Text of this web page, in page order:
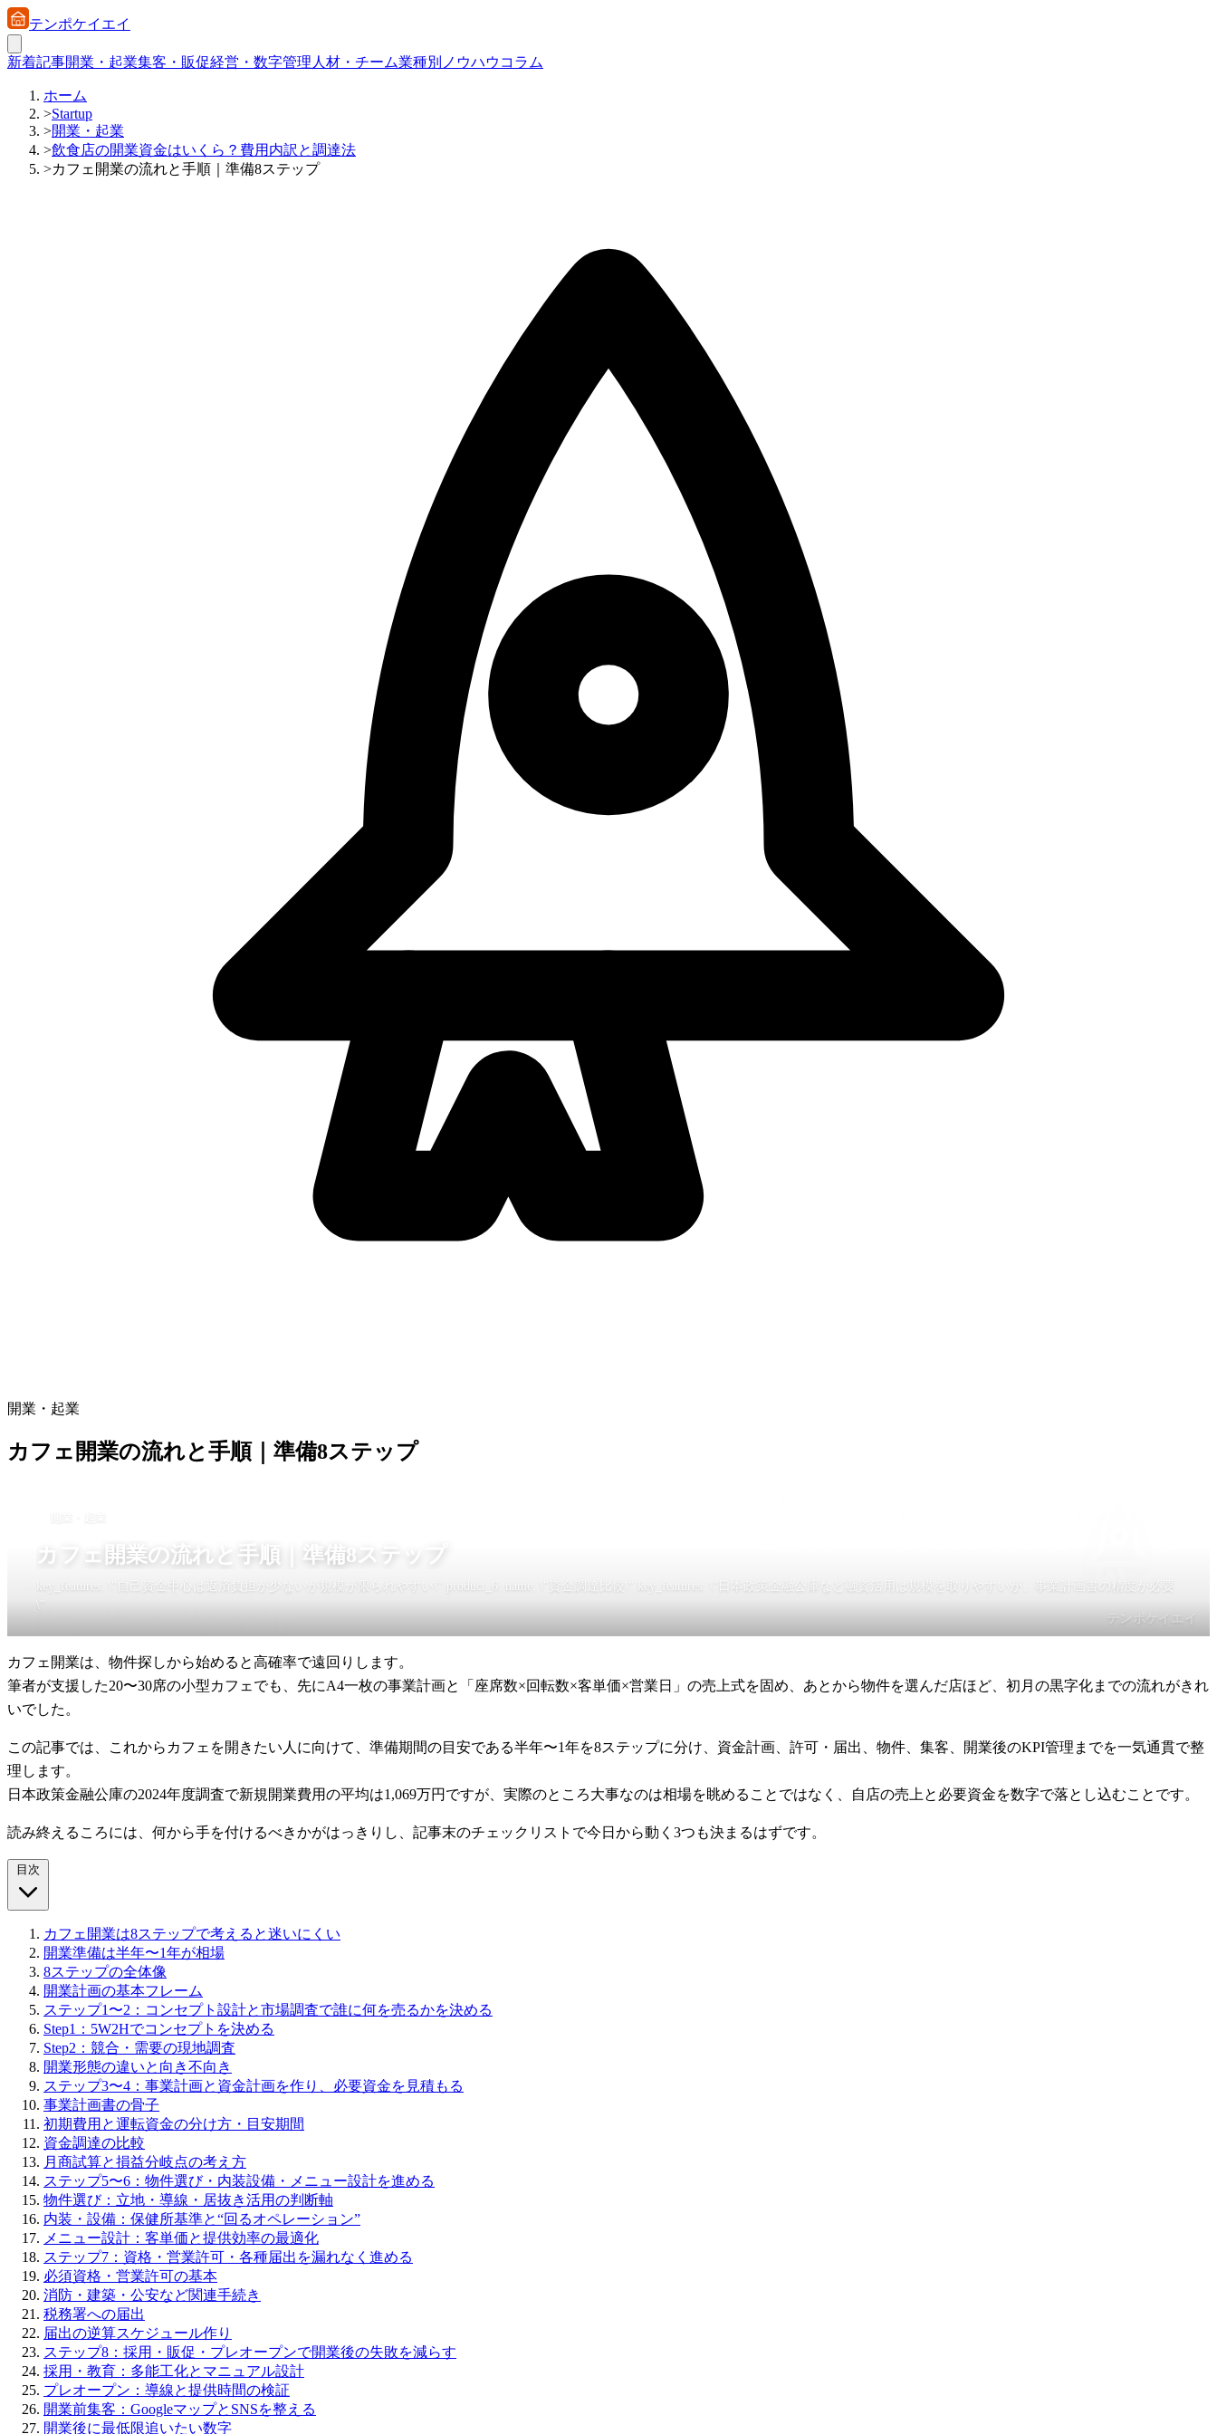
テンポケイエイ
新着記事開業・起業集客・販促経営・数字管理 人材・チーム業種別ノウハウ コラム
ホーム
>Startup
>開業・起業
>飲食店の開業資金はいくら？費用内訳と調達法
>カフェ開業の流れと手順｜準備8ステップ
開業・起業
カフェ開業の流れと手順｜準備8ステップ
カフェ開業の流れと手順｜準備8ステップ
key_features: \"自己資金中心は返済負担が少ないが規模が限られやすい\" product_6: name: \"資金調達比較\" key_features: \"日本政策金融公庫など融資活用は規模を取りやすいが、事業計画書の精度が必要
\"
テンポケイエイ
カフェ開業は、物件探しから始めると高確率で遠回りします。
筆者が支援した20〜30席の小型カフェでも、先にA4一枚の事業計画と「座席数×回転数×客単価×営業日」の売上式を固め、あとから物件を選んだ店ほど、初月の黒字化までの流れがきれ
いでした。
この記事では、これからカフェを開きたい人に向けて、準備期間の目安である半年〜1年を8ステップに分け、資金計画、許可・届出、物件、集客、開業後のKPI管理までを一気通貫で整
理します。
日本政策金融公庫の2024年度調査で新規開業費用の平均は1,069万円ですが、実際のところ大事なのは相場を眺めることではなく、自店の売上と必要資金を数字で落とし込むことです。
読み終えるころには、何から手を付けるべきかがはっきりし、記事末のチェックリストで今日から動く3つも決まるはずです。
カフェ開業は8ステップで考えると迷いにくい
開業準備は半年〜1年が相場
8ステップの全体像
開業計画の基本フレーム
ステップ1〜2：コンセプト設計と市場調査で誰に何を売るかを決める
Step1：5W2Hでコンセプトを決める
Step2：競合・需要の現地調査
開業形態の違いと向き不向き
ステップ3〜4：事業計画と資金計画を作り、必要資金を見積もる
事業計画書の骨子
初期費用と運転資金の分け方・目安期間
資金調達の比較
月商試算と損益分岐点の考え方
ステップ5〜6：物件選び・内装設備・メニュー設計を進める
物件選び：立地・導線・居抜き活用の判断軸
内装・設備：保健所基準と“回るオペレーション”
メニュー設計：客単価と提供効率の最適化
ステップ7：資格・営業許可・各種届出を漏れなく進める
必須資格・営業許可の基本
消防・建築・公安など関連手続き
税務署への届出
届出の逆算スケジュール作り
ステップ8：採用・販促・プレオープンで開業後の失敗を減らす
採用・教育：多能工化とマニュアル設計
プレオープン：導線と提供時間の検証
開業前集客：GoogleマップとSNSを整える
開業後に最低限追いたい数字